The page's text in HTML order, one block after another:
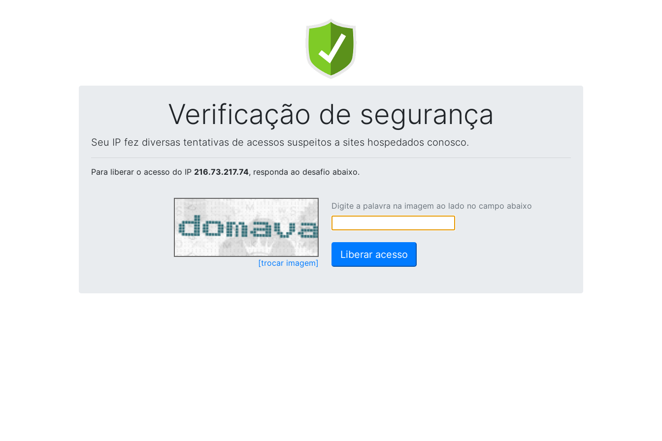
Verificação de segurança
Seu IP fez diversas tentativas de acessos suspeitos a sites hospedados conosco.
Para liberar o acesso do IP 216.73.217.74, responda ao desafio abaixo.
[trocar imagem]
Digite a palavra na imagem ao lado no campo abaixo